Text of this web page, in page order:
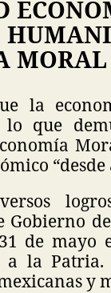
MORAL
la
lo que
“desde
Gobierno
de mayo
a la
y